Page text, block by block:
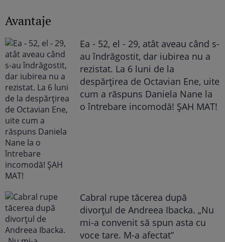
Avantaje
Ea - 52, el - 29, atât aveau când s-
au îndrăgostit, dar iubirea nu a
rezistat. La 6 luni de la
despărțirea de Octavian Ene, uite
cum a răspuns Daniela Nane la
o întrebare incomodă! ȘAH MAT!
Cabral rupe tăcerea după
divorțul de Andreea Ibacka. „Nu
mi-a convenit să spun asta cu
voce tare. M-a afectat”